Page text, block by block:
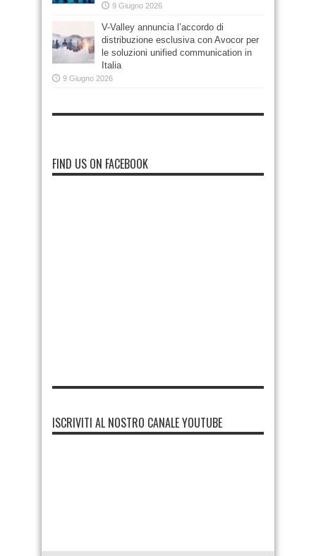
9 Giugno 2026
V-Valley annuncia l’accordo di
distribuzione esclusiva con Avocor per
le soluzioni unified communication in
Italia
9 Giugno 2026
FIND US ON FACEBOOK
ISCRIVITI AL NOSTRO CANALE YOUTUBE